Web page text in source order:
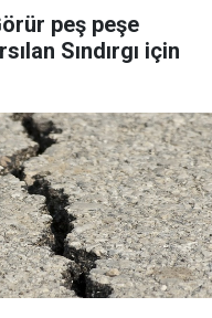
peş peşe
Sındırgı için